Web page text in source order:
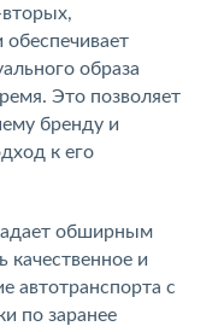
обеспечивает
образа
Это позволяет
бренду и
к его
обширным
качественное и
автотранспорта с
по заранее